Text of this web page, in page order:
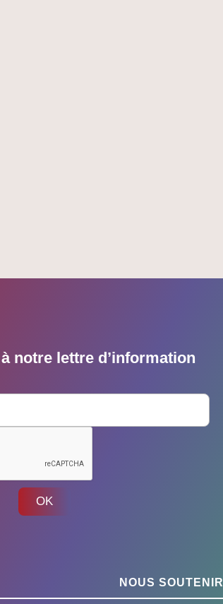
notre lettre d’information
OK
NOUS SOUTENIR